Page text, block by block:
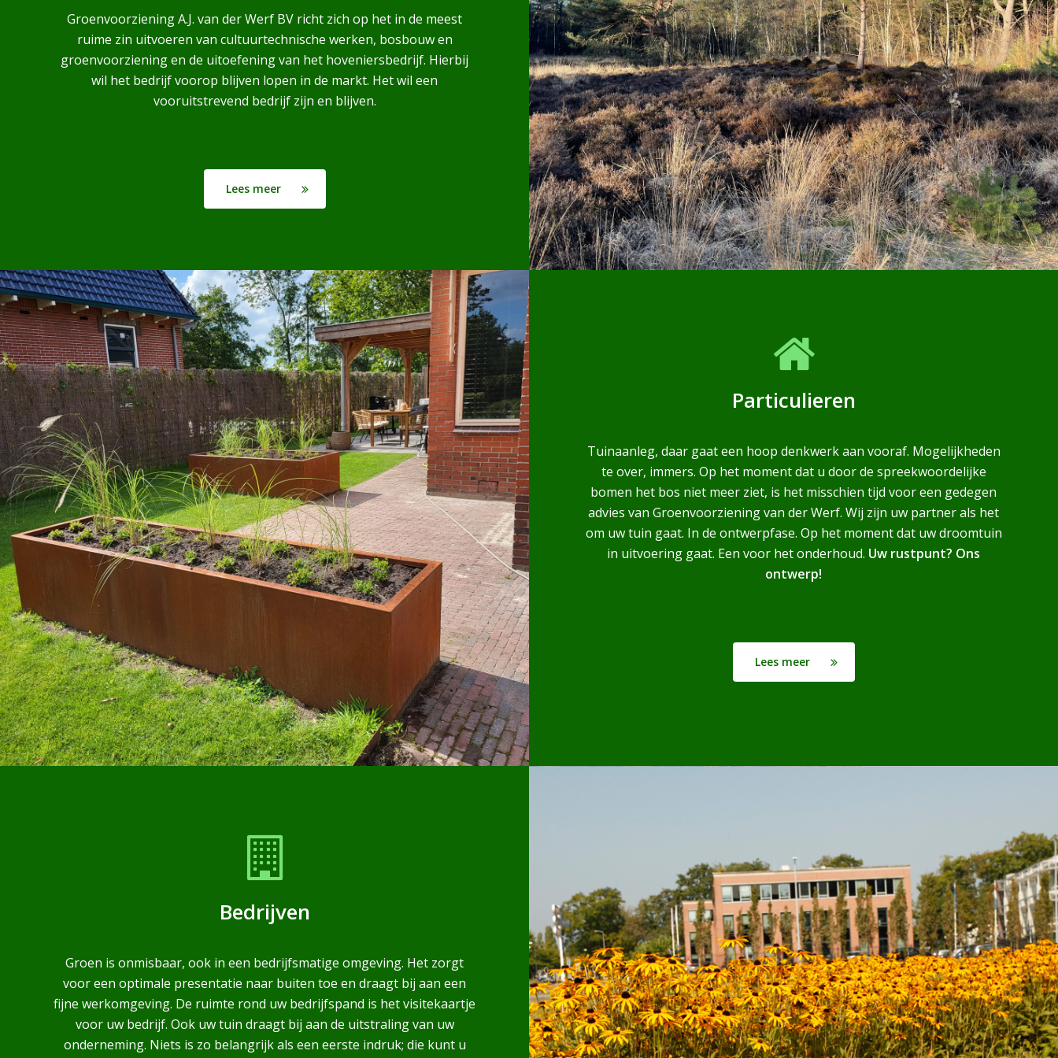
Groenvoorziening A.J. van der Werf BV richt zich op het in de meest
ruime zin uitvoeren van cultuurtechnische werken, bosbouw en
groenvoorziening en de uitoefening van het hoveniersbedrijf. Hierbij
wil het bedrijf voorop blijven lopen in de markt. Het wil een
vooruitstrevend bedrijf zijn en blijven.
Lees meer
Particulieren
Tuinaanleg, daar gaat een hoop denkwerk aan vooraf. Mogelijkheden
te over, immers. Op het moment dat u door de spreekwoordelijke
bomen het bos niet meer ziet, is het misschien tijd voor een gedegen
advies van Groenvoorziening van der Werf. Wij zijn uw partner als het
om uw tuin gaat. In de ontwerpfase. Op het moment dat uw droomtuin
in uitvoering gaat. Een voor het onderhoud. Uw rustpunt? Ons
ontwerp!
Lees meer
Bedrijven
Groen is onmisbaar, ook in een bedrijfsmatige omgeving. Het zorgt
voor een optimale presentatie naar buiten toe en draagt bij aan een
fijne werkomgeving. De ruimte rond uw bedrijfspand is het visitekaartje
voor uw bedrijf. Ook uw tuin draagt bij aan de uitstraling van uw
onderneming. Niets is zo belangrijk als een eerste indruk; die kunt u